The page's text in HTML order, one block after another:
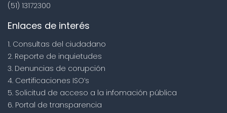
(51) 13172300
Enlaces de interés
1. Consultas del ciudadano
2. Reporte de inquietudes
3. Denuncias de corupción
4. Certificaciones ISO’s
5. Solicitud de acceso a la infomación pública
6. Portal de transparencia